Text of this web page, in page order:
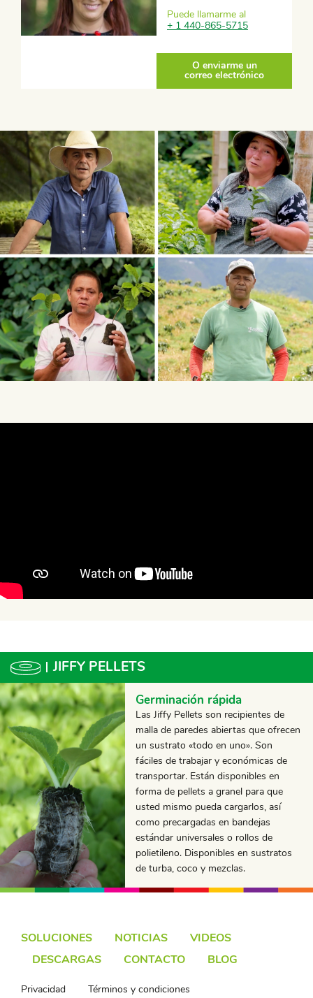
Puede llamarme al
+ 1 440-865-5715
O enviarme un
correo electrónico
JIFFY PELLETS
Germinación rápida
Las Jiffy Pellets son recipientes de
malla de paredes abiertas que ofrecen
un sustrato «todo en uno». Son
fáciles de trabajar y económicas de
transportar. Están disponibles en
forma de pellets a granel para que
usted mismo pueda cargarlos, así
como precargadas en bandejas
estándar universales o rollos de
polietileno. Disponibles en sustratos
de turba, coco y mezclas.
SOLUCIONES NOTICIAS
VIDEOS
DESCARGAS
CONTACTO BLOG
Privacidad Términos y condiciones